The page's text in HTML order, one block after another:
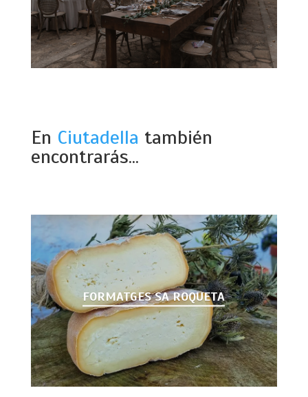
En Ciutadella también
encontrarás...
FORMATGES SA ROQUETA